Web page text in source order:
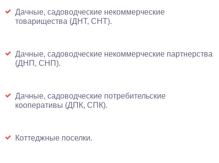
Дачные, садоводческие некоммерческие
товарищества (ДНТ, СНТ).
Дачные, садоводческие некоммерческие партнерства
(ДНП, СНП).
Дачные, садоводческие потребительские
кооперативы (ДПК, СПК).
Коттеджные поселки.